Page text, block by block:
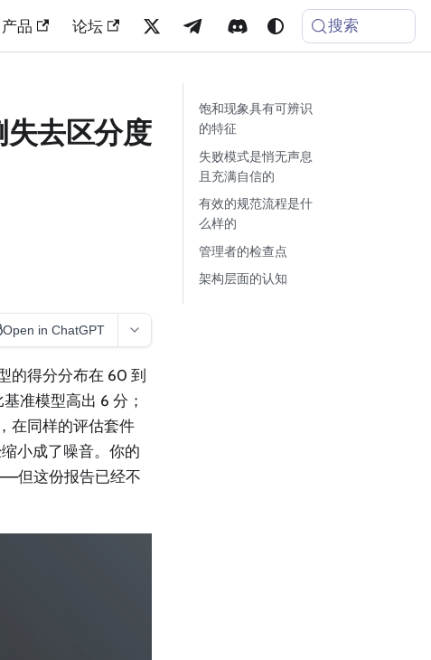
产品 论坛 搜索
去区分度
Open in ChatGPT
的得分分布在 60 到
准模型高出 6 分；
在同样的评估套件
小成了噪音。你的
但这份报告已经不
饱和现象具有可辨识
的特征
失败模式是悄无声息
且充满自信的
有效的规范流程是什
么样的
管理者的检查点
架构层面的认知